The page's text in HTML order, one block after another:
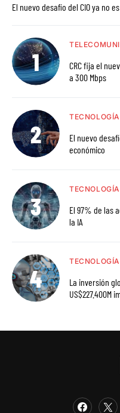
El nuevo desafío del CIO ya no
CRC fija el
a 300 Mbps
TECNOLOGÍA
El nuevo
económico
TECNOLOGÍA
El 97% de las
la IA
TECNOLOGÍA
La inversión
US$227.400M